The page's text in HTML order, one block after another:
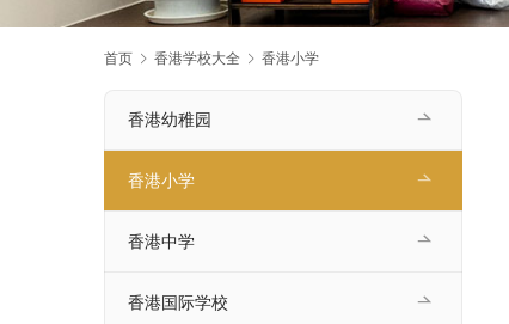
首页 香港学校大全 香港小学
香港幼稚园
香港小学
香港中学
香港国际学校